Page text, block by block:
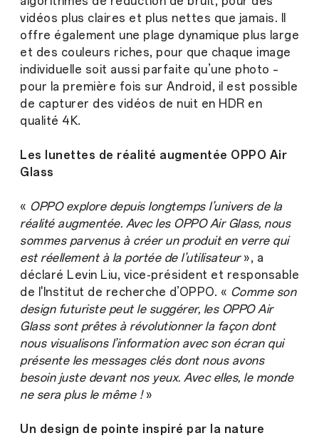
vidéos plus claires et plus nettes que jamais. Il
offre également une plage dynamique plus large
et des couleurs riches, pour que chaque image
individuelle soit aussi parfaite qu’une photo –
pour la première fois sur Android, il est possible
de capturer des vidéos de nuit en HDR en
qualité 4K.
Les lunettes de réalité augmentée OPPO Air
Glass
« OPPO explore depuis longtemps l’univers de la
réalité augmentée. Avec les OPPO Air Glass, nous
sommes parvenus à créer un produit en verre qui
est réellement à la portée de l’utilisateur », a
déclaré Levin Liu, vice-président et responsable
de l'Institut de recherche d’OPPO. « Comme son
design futuriste peut le suggérer, les OPPO Air
Glass sont prêtes à révolutionner la façon dont
nous visualisons l’information avec son écran qui
présente les messages clés dont nous avons
besoin juste devant nos yeux. Avec elles, le monde
ne sera plus le même ! »
Un design de pointe inspiré par la nature